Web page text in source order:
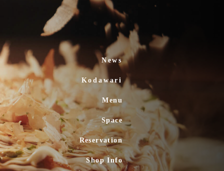
News
Kodawari
Menu
Space
Reservation
Shop Info